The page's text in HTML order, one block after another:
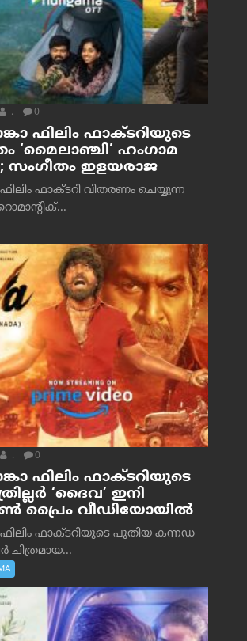
. 0
ഫിലിം ഫാക്ടറിയുടെ
‘മൈലാഞ്ചി’ ഹംഗാമ
സംഗീതം ഇളയരാജ
ഫാക്ടറി വിതരണം ചെയ്യുന്ന
. 0
ഫിലിം ഫാക്ടറിയുടെ
‘ദൈവ’ ഇനി
വീഡിയോയിൽ
ഫിലിം ഫാക്ടറിയുടെ പുതിയ കന്നഡ
ചിത്രമായ...